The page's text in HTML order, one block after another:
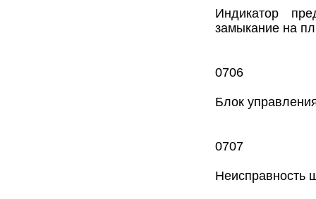
Индикатор
замыкание на
0706
Блок
0707
Неисправность